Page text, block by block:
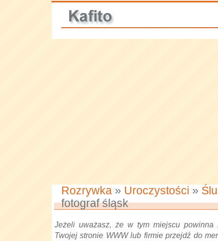
Rozrywka » Uroczystości »
fotograf śląsk
Jeżeli uważasz, że w tym miejscu powinna
Twojej stronie WWW lub firmie przejdź do